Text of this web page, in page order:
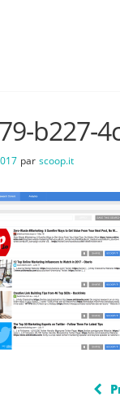
b227-
par scoop.it